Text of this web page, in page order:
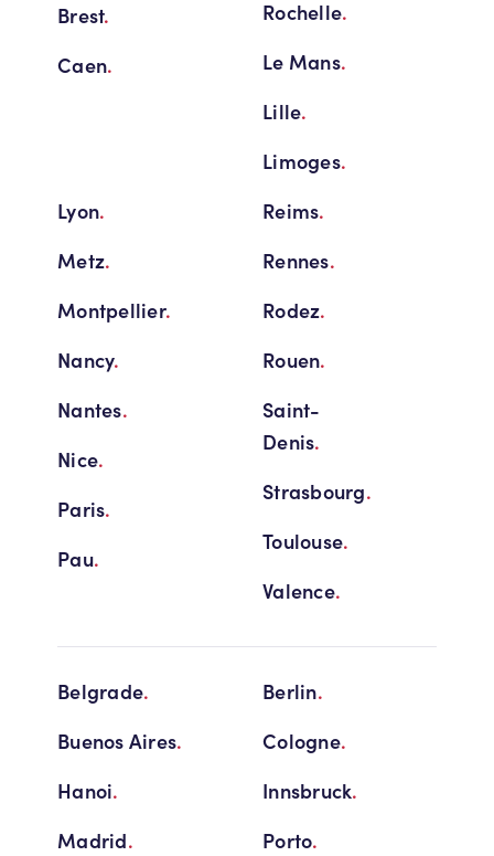
Brest.
Caen.
Rochelle.
Le Mans.
Lille.
Limoges.
Lyon.
Metz.
Montpellier.
Nancy.
Nantes.
Nice.
Paris.
Pau.
Reims.
Rennes.
Rodez.
Rouen.
Saint-
Denis.
Strasbourg.
Toulouse.
Valence.
Belgrade. Berlin.
Buenos Aires. Cologne.
Hanoi. Innsbruck.
Madrid. Porto.